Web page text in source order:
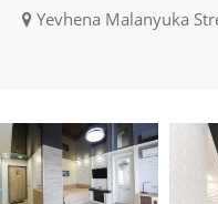
Yevhena Malanyuka